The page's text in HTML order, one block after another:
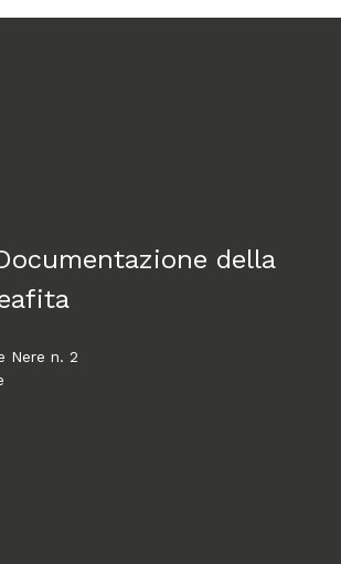
della
Nere n. 2